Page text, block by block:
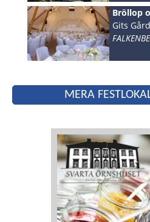
Bröllop
Gits Gård
MERA